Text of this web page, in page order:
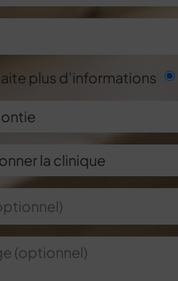
plus d’informations